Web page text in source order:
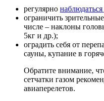
регулярно
ограничить
числе – наклоны
5кг и др.);
оградить себя от
сауны, купание в
Обратите внимание,
сетчатки газом
авиаперелетов.